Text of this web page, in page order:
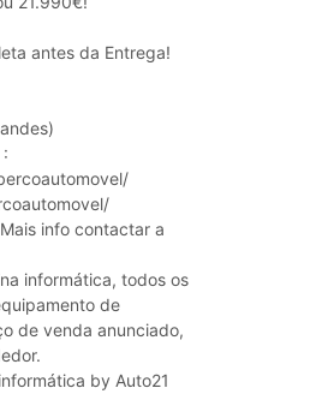
antes da Entrega!
info contactar a
informática, todos os
de
de venda anunciado,
by Auto21